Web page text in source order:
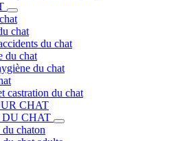
chat
du chat
du chat
du chat
castration du chat
CHAT
CHAT
chaton